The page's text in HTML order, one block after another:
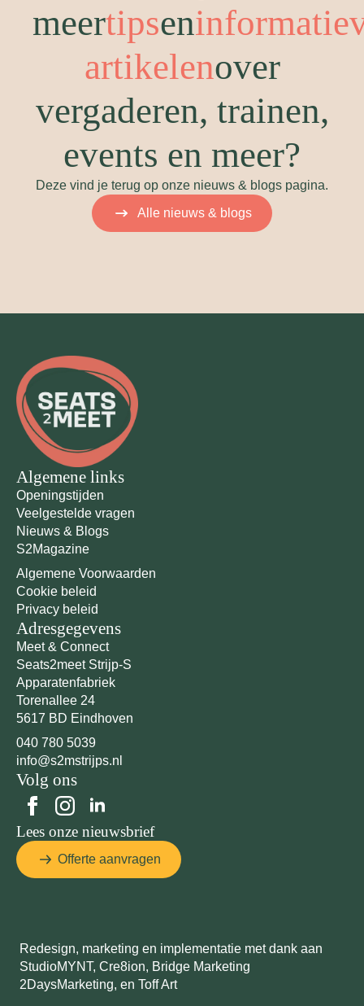
meertipsen
artikelenover
vergaderen, trainen,
events en meer?
Deze vind je terug op onze nieuws & blogs pagina.
Alle nieuws & blogs
Algemene links
Openingstijden
Veelgestelde vragen
Nieuws & Blogs
S2Magazine
Algemene Voorwaarden
Cookie beleid
Privacy beleid
Adresgegevens
Meet & Connect
Seats2meet Strijp-S
Apparatenfabriek
Torenallee 24
5617 BD Eindhoven
040 780 5039
info@s2mstrijps.nl
Volg ons
Lees onze nieuwsbrief
Offerte aanvragen
Redesign, marketing en implementatie met dank aan
StudioMYNT, Cre8ion, Bridge Marketing
2DaysMarketing, en Toff Art